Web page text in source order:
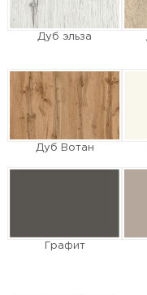
Дуб эльза
Дуб Вотан
Графит